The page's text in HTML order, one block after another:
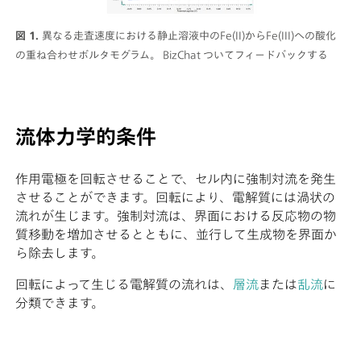
図 1. 異なる走査速度における静止溶液中のFe(II)からFe(III)への酸化
の重ね合わせボルタモグラム。 BizChat ついてフィードバックする
流体力学的条件
作用電極を回転させることで、セル内に強制対流を発生
させることができます。回転により、電解質には渦状の
流れが生じます。強制対流は、界面における反応物の物
質移動を増加させるとともに、並行して生成物を界面か
ら除去します。
回転によって生じる電解質の流れは、 層流または乱流に
分類できます。